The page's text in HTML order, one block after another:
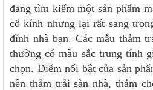
đang tìm kiếm một sản phẩm
cổ kính nhưng lại rất sang
đình nhà bạn. Các mẫu thảm
thường có màu sắc trung tính
chọn. Điểm nổi bật của sản
nên thảm trải sàn nhà, thảm